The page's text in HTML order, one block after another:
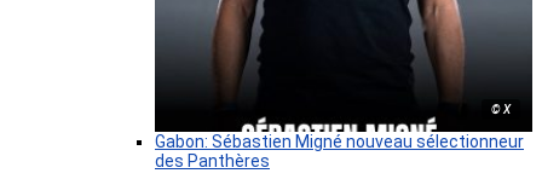
© X
Gabon: Sébastien Migné nouveau sélectionneur
des Panthères